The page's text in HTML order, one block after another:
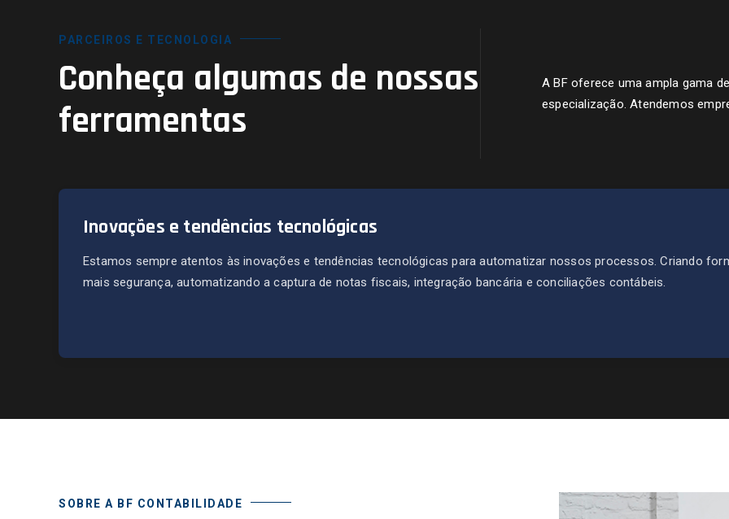
PARCEIROS E TECNOLOGIA
Conheça algumas de nossas
ferramentas
A BF oferece uma ampla gama
especialização. Atendemos
Inovações e tendências tecnológicas
Estamos sempre atentos às inovações e tendências tecnológicas para automatizar nossos processos. Criando
mais segurança, automatizando a captura de notas fiscais, integração bancária e conciliações contábeis.
SOBRE A BF CONTABILIDADE